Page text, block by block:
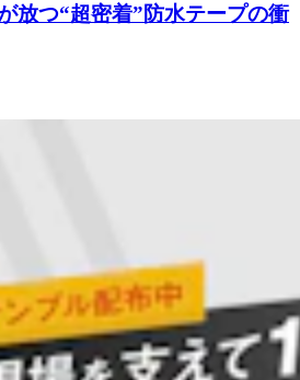
放つ“超密着”防水テープの衝